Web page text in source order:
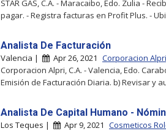
STAR GAS, C.A. - Maracaibo, Edo. Zulia -
pagar. - Registra facturas en Profit Plus. -
Analista De Facturación
Valencia | Apr 26, 2021 Corporacion
Corporacion Alpri, C.A. - Valencia, Edo.
Emisión de Facturación Diaria. b) Revisar y
Analista De Capital Humano -
Los Teques | Apr 9, 2021 Cosmeticos